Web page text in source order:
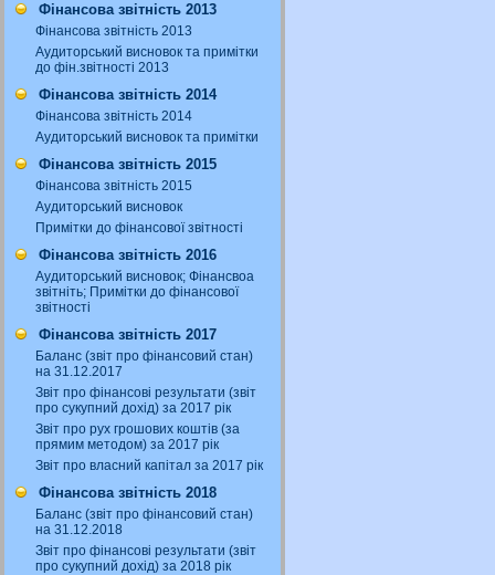
Фінансова звітність 2013
Фінансова звітність 2013
Аудиторський висновок та примітки
до фін.звітності 2013
Фінансова звітність 2014
Фінансова звітність 2014
Аудиторський висновок та примітки
Фінансова звітність 2015
Фінансова звітність 2015
Аудиторський висновок
Примітки до фінансової звітності
Фінансова звітність 2016
Аудиторський висновок; Фінансвоа
звітніть; Примітки до фінансової
звітності
Фінансова звітність 2017
Баланс (звіт про фінансовий стан)
на 31.12.2017
Звіт про фінансові результати (звіт
про сукупний дохід) за 2017 рік
Звіт про рух грошових коштів (за
прямим методом) за 2017 рік
Звіт про власний капітал за 2017 рік
Фінансова звітність 2018
Баланс (звіт про фінансовий стан)
на 31.12.2018
Звіт про фінансові результати (звіт
про сукупний дохід) за 2018 рік